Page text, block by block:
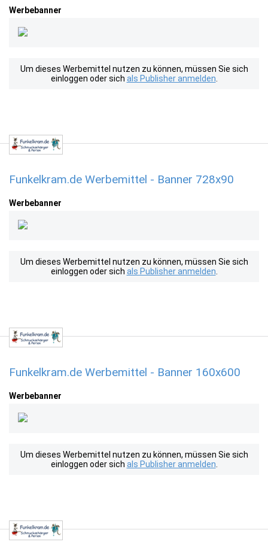
Werbebanner
Um dieses Werbemittel nutzen zu können, müssen Sie sich
einloggen oder sich als Publisher anmelden
Funkelkram.de Werbemittel - Banner 728x90
Werbebanner
Um dieses Werbemittel nutzen zu können, müssen Sie sich
einloggen oder sich als Publisher anmelden
Funkelkram.de Werbemittel - Banner 160x600
Werbebanner
Um dieses Werbemittel nutzen zu können, müssen Sie sich
einloggen oder sich als Publisher anmelden